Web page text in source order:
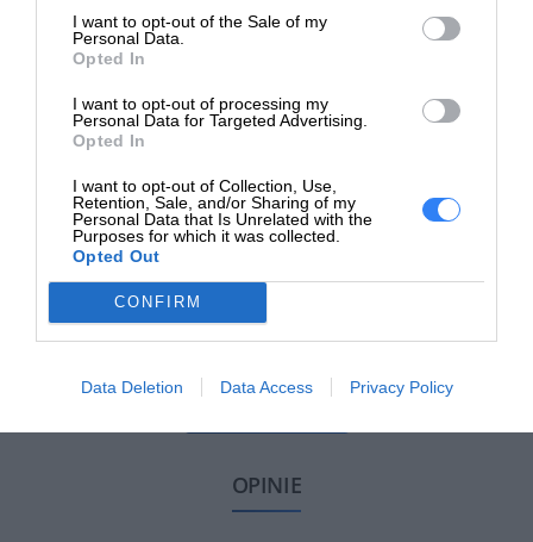
I want to opt-out of the Sale of my
Personal Data.
Opted In
I want to opt-out of processing my
Personal Data for Targeted Advertising.
Opted In
I want to opt-out of Collection, Use,
Retention, Sale, and/or Sharing of my
Personal Data that Is Unrelated with the
Purposes for which it was collected.
Opted Out
CONFIRM
Data Deletion Data Access Privacy Policy
Zapytanie o "Radiator procesora Dell R540 - Heat
Sink for 2nd CPU x8/x12 Chassis R540 EMEA"
OPINIE